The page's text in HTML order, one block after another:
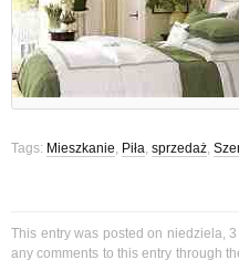
Tags: Mieszkanie, Piła, sprzedaż,
This entry was posted on niedziela,
any comments to this entry through